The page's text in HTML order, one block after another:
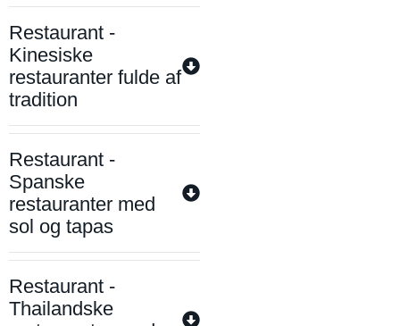
Restaurant -
Kinesiske
restauranter fulde af
tradition
Restaurant -
Spanske
restauranter med
sol og tapas
Restaurant -
Thailandske